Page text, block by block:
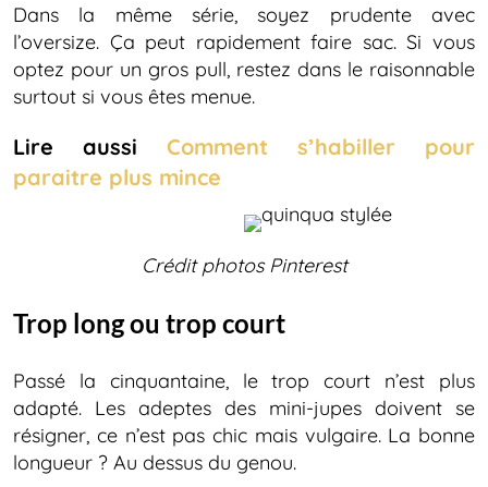
Dans la même série, soyez prudente avec
l’oversize. Ça peut rapidement faire sac. Si vous
optez pour un gros pull, restez dans le raisonnable
surtout si vous êtes menue.
Lire aussi Comment s’habiller pour
paraitre plus mince
Crédit photos Pinterest
Trop long ou trop court
Passé la cinquantaine, le trop court n’est plus
adapté. Les adeptes des mini-jupes doivent se
résigner, ce n’est pas chic mais vulgaire. La bonne
longueur ? Au dessus du genou.